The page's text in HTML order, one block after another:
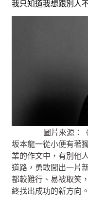
我只知道我想跟別人
圖片來源：
坂本龍一從小便有著
業的作文中，有別他
道路，勇敢闖出一片
都較難行、易被取笑
終找出成功的新方向。